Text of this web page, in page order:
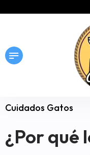
Cuidados Gatos
¿Por qué